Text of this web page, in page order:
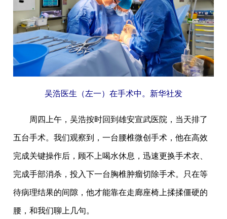
吴浩医生（左一）在手术中。新华社发
周四上午，吴浩按时回到雄安宣武医院，当天排了
五台手术。我们观察到，一台腰椎微创手术，他在高效
完成关键操作后，顾不上喝水休息，迅速更换手术衣、
完成手部消杀，投入下一台胸椎肿瘤切除手术。只在等
待病理结果的间隙，他才能靠在走廊座椅上揉揉僵硬的
腰，和我们聊上几句。